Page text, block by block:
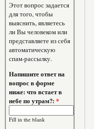
Этот вопрос задается
для того, чтобы
выяснить, являетесь
ли Вы человеком или
представляете из себя
автоматическую
спам-рассылку.
Напишите ответ на
вопрос в форме
ниже: что встает в
небе по утрам?:*
Fill in the blank